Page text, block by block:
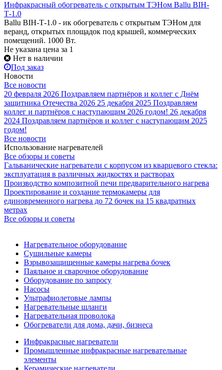
Инфракрасный обогреватель с открытым ТЭНом Ballu BIH-
Т-1.0
Ballu BIH-Т-1.0 - ик обогреватель с открытым ТЭНом для
веранд, открытых площадок под крышей, коммерческих
помещений. 1000 Вт.
Не указана цена за 1
Нет в наличии
Под заказ
Новости
Все новости
20 февраля 2026 Поздравляем партнёров и коллег с Днём
защитника Отечества 2026 25 декабря 2025 Поздравляем
коллег и партнёров с наступающим 2026 годом! 26 декабря
2024 Поздравляем партнёров и коллег с наступающим 2025
годом!
Все новости
Использование нагревателей
Все обзоры и советы
Гальванические нагреватели с корпусом из кварцевого стекла:
эксплуатация в различных жидкостях и растворах
Производство композитной печи предварительного нагрева
Проектирование и создание термокамеры для
единовременного нагрева до 72 бочек на 15 квадратных
метрах
Все обзоры и советы
Нагревательное оборудование
Сушильные камеры
Взрывозащищенные камеры нагрева бочек
Паяльное и сварочное оборудование
Оборудование по запросу
Насосы
Ультрафиолетовые лампы
Нагревательные шланги
Нагревательная проволока
Обогреватели для дома, дачи, бизнеса
Инфракрасные нагреватели
Промышленные инфракрасные нагревательные
элементы